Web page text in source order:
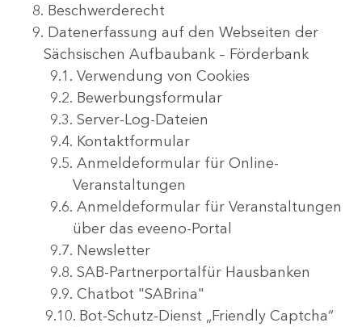
Beschwerderecht
Datenerfassung auf den Webseiten der
Sächsischen Aufbaubank – Förderbank
Verwendung von Cookies
Bewerbungsformular
Server-Log-Dateien
Kontaktformular
Anmeldeformular für Online-
Veranstaltungen
Anmeldeformular für Veranstaltungen
über das eveeno-Portal
Newsletter
SAB-Partnerportalfür Hausbanken
Chatbot "SABrina"
. Bot-Schutz-Dienst „Friendly Captcha“